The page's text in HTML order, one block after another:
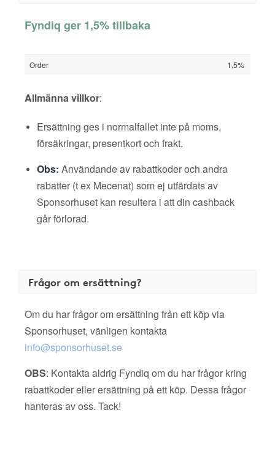
Fyndiq ger 1,5% tillbaka
Order 1,5%
Allmänna villkor:
Ersättning ges i normalfallet inte på moms,
försäkringar, presentkort och frakt.
Obs: Användande av rabattkoder och andra
rabatter (t ex Mecenat) som ej utfärdats av
Sponsorhuset kan resultera i att din cashback
går förlorad.
Frågor om ersättning?
Om du har frågor om ersättning från ett köp via
Sponsorhuset, vänligen kontakta
info@sponsorhuset.se
OBS: Kontakta aldrig Fyndiq om du har frågor kring
rabattkoder eller ersättning på ett köp. Dessa frågor
hanteras av oss. Tack!